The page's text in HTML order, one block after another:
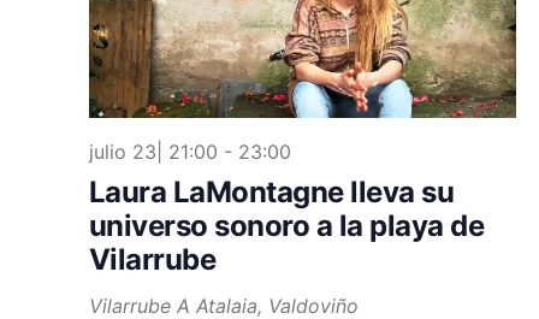
Laura LaMontagne lleva su
universo sonoro a la playa de
Vilarrube
julio 23| 21:00 - 23:00
Vilarrube A Atalaia, Valdoviño